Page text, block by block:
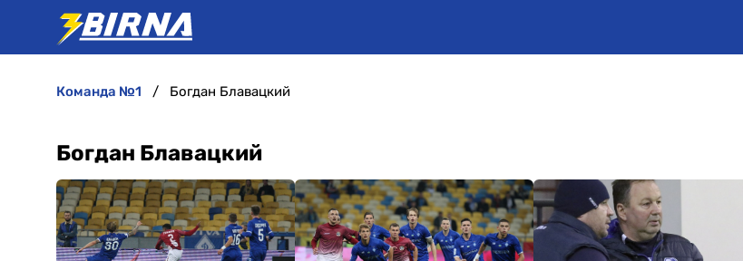
команда №1 Богдан Блавацкий
Богдан Блавацкий